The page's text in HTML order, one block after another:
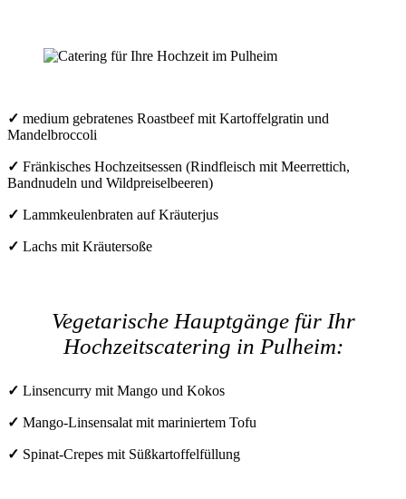
✓ medium gebratenes Roastbeef mit Kartoffelgratin und
Mandelbroccoli
✓ Fränkisches Hochzeitsessen (Rindfleisch mit Meerrettich,
Bandnudeln und Wildpreiselbeeren)
✓ Lammkeulenbraten auf Kräuterjus
✓ Lachs mit Kräutersoße
Vegetarische Hauptgänge für Ihr
Hochzeitscatering in Pulheim:
✓ Linsencurry mit Mango und Kokos
✓ Mango-Linsensalat mit mariniertem Tofu
✓ Spinat-Crepes mit Süßkartoffelfüllung